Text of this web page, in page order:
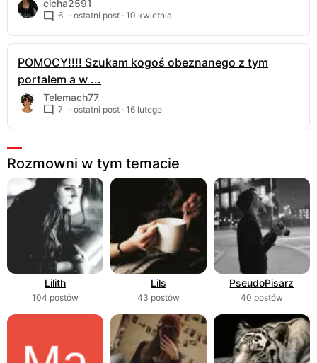
cicha2591
6 · ostatni post · 10 kwietnia
POMOCY!!!! Szukam kogoś obeznanego z tym
portalem a w ...
Telemach77
7 · ostatni post · 16 lutego
Rozmowni w tym temacie
Lilith
104 postów
Lils
43 postów
PseudoPisarz
40 postów